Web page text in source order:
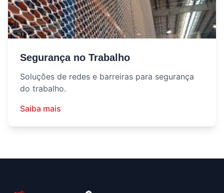
Segurança no Trabalho
Soluções de redes e barreiras para segurança
do trabalho.
Saiba mais